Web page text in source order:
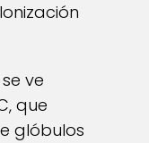
ve
que
glóbulos